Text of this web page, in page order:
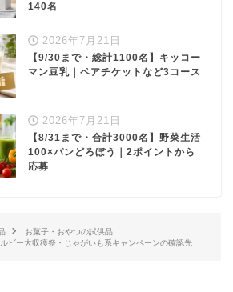
140名
2026年7月21日
【9/30まで・総計1100名】キッコー
マン豆乳｜ペアチケットなど3コース
2026年7月21日
【8/31まで・合計3000名】野菜生活
100×パンどろぼう｜2ポイントから
応募
お菓子・おやつの試供品
ビー大収穫祭・じゃがいも系キャンペーンの確認先